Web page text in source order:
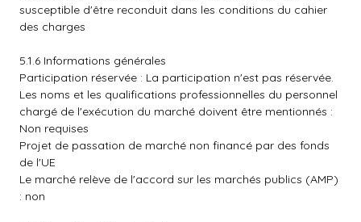
susceptible d'être reconduit dans les conditions du cahier
des charges
5.1.6 Informations générales
Participation réservée : La participation n'est pas réservée.
Les noms et les qualifications professionnelles du personnel
chargé de l'exécution du marché doivent être mentionnés :
Non requises
Projet de passation de marché non financé par des fonds
de l'UE
Le marché relève de l'accord sur les marchés publics (AMP)
: non